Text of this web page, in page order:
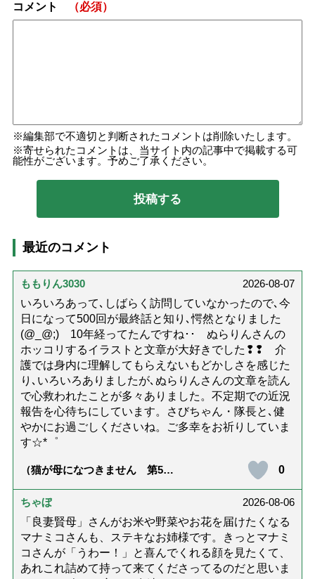
コメント （必須）
編集部で不適切と判断されたコメントは削除いたします。
寄せられたコメントは、当サイト内の記事中で掲載する可
能性がございます。予めご了承ください。
最近のコメント
ももりん3030
2026-08-07
いろいろあって､しばらく訪問していなかったので､今
日になって500回が最終話と知り､愕然となりました
(@_@;) 10年経ってたんですね･･ ぬらりんさんの
ホッコリするイラストと文章が大好きでした❢❢ 介
護では身内に理解してもらえないもどかしさを感じた
り､いろいろありましたが､ぬらりんさんの文章を読ん
で心救われたことが多々ありました。不定期での近況
報告を心待ちにしています。さびちゃん・隊長と､健
やかにお過ごしくださいね。ご多幸をお祈りしていま
す☆*゜
（猫が母になつきません 第500
0
ちゃぼ
2026-08-06
「良妻賢母」さんがお米や野菜やお花を届けたくなる
マナミコさんも、ステキなお姉様です。きっとマナミ
コさんが「うわー！」と喜んでくれる顔を見たくて、
あれこれ詰めて持って来てくださってるのだと思いま